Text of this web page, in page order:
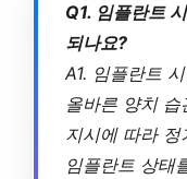
Q1. 임플란트
되나요?
A1. 임플란트
올바른 양치
지시에 따라 정
임플란트 상태